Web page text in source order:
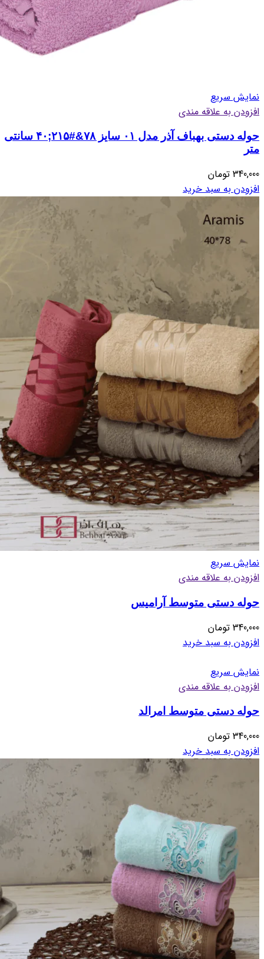
نمایش سریع
افزودن به علاقه مندی
حوله دستی بهباف آذر مدل ۰۱ سایز ۷۸&#۲۱۵;۴۰ سانتی
متر
340,000 تومان
افزودن به سبد خرید
نمایش سریع
افزودن به علاقه مندی
حوله دستی متوسط آرامیس
340,000 تومان
افزودن به سبد خرید
نمایش سریع
افزودن به علاقه مندی
حوله دستی متوسط امرالد
340,000 تومان
افزودن به سبد خرید